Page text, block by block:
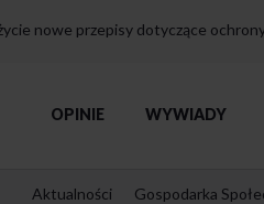
nowe przepisy dotyczące
OPINIE WYWIADY
Aktualności Gospodarka